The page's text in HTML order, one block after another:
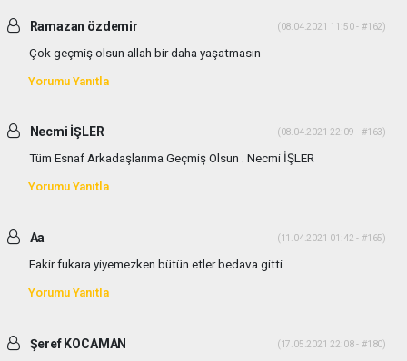
Ramazan özdemir (08.04.2021 11:50 - #162)
Çok geçmiş olsun allah bir daha yaşatmasın
Yorumu Yanıtla
Necmi İŞLER (08.04.2021 22:09 - #163)
Tüm Esnaf Arkadaşlarıma Geçmiş Olsun . Necmi İŞLER
Yorumu Yanıtla
Aa (11.04.2021 01:42 - #165)
Fakir fukara yiyemezken bütün etler bedava gitti
Yorumu Yanıtla
Şeref KOCAMAN (17.05.2021 22:08 - #180)